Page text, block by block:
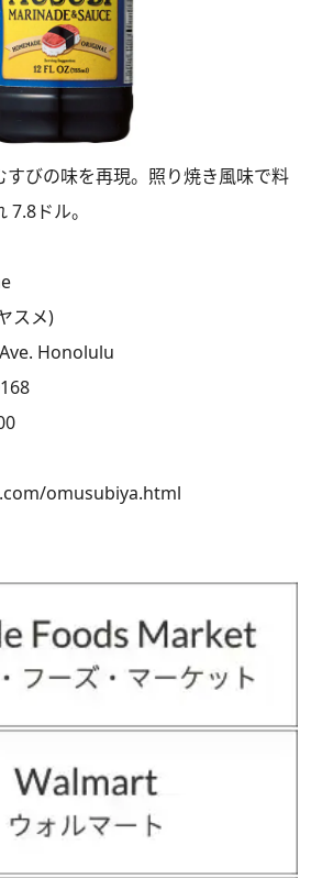
すびの味を再現。照り焼き風味で料
ドル。
スメ)
Honolulu
omusubiya.html